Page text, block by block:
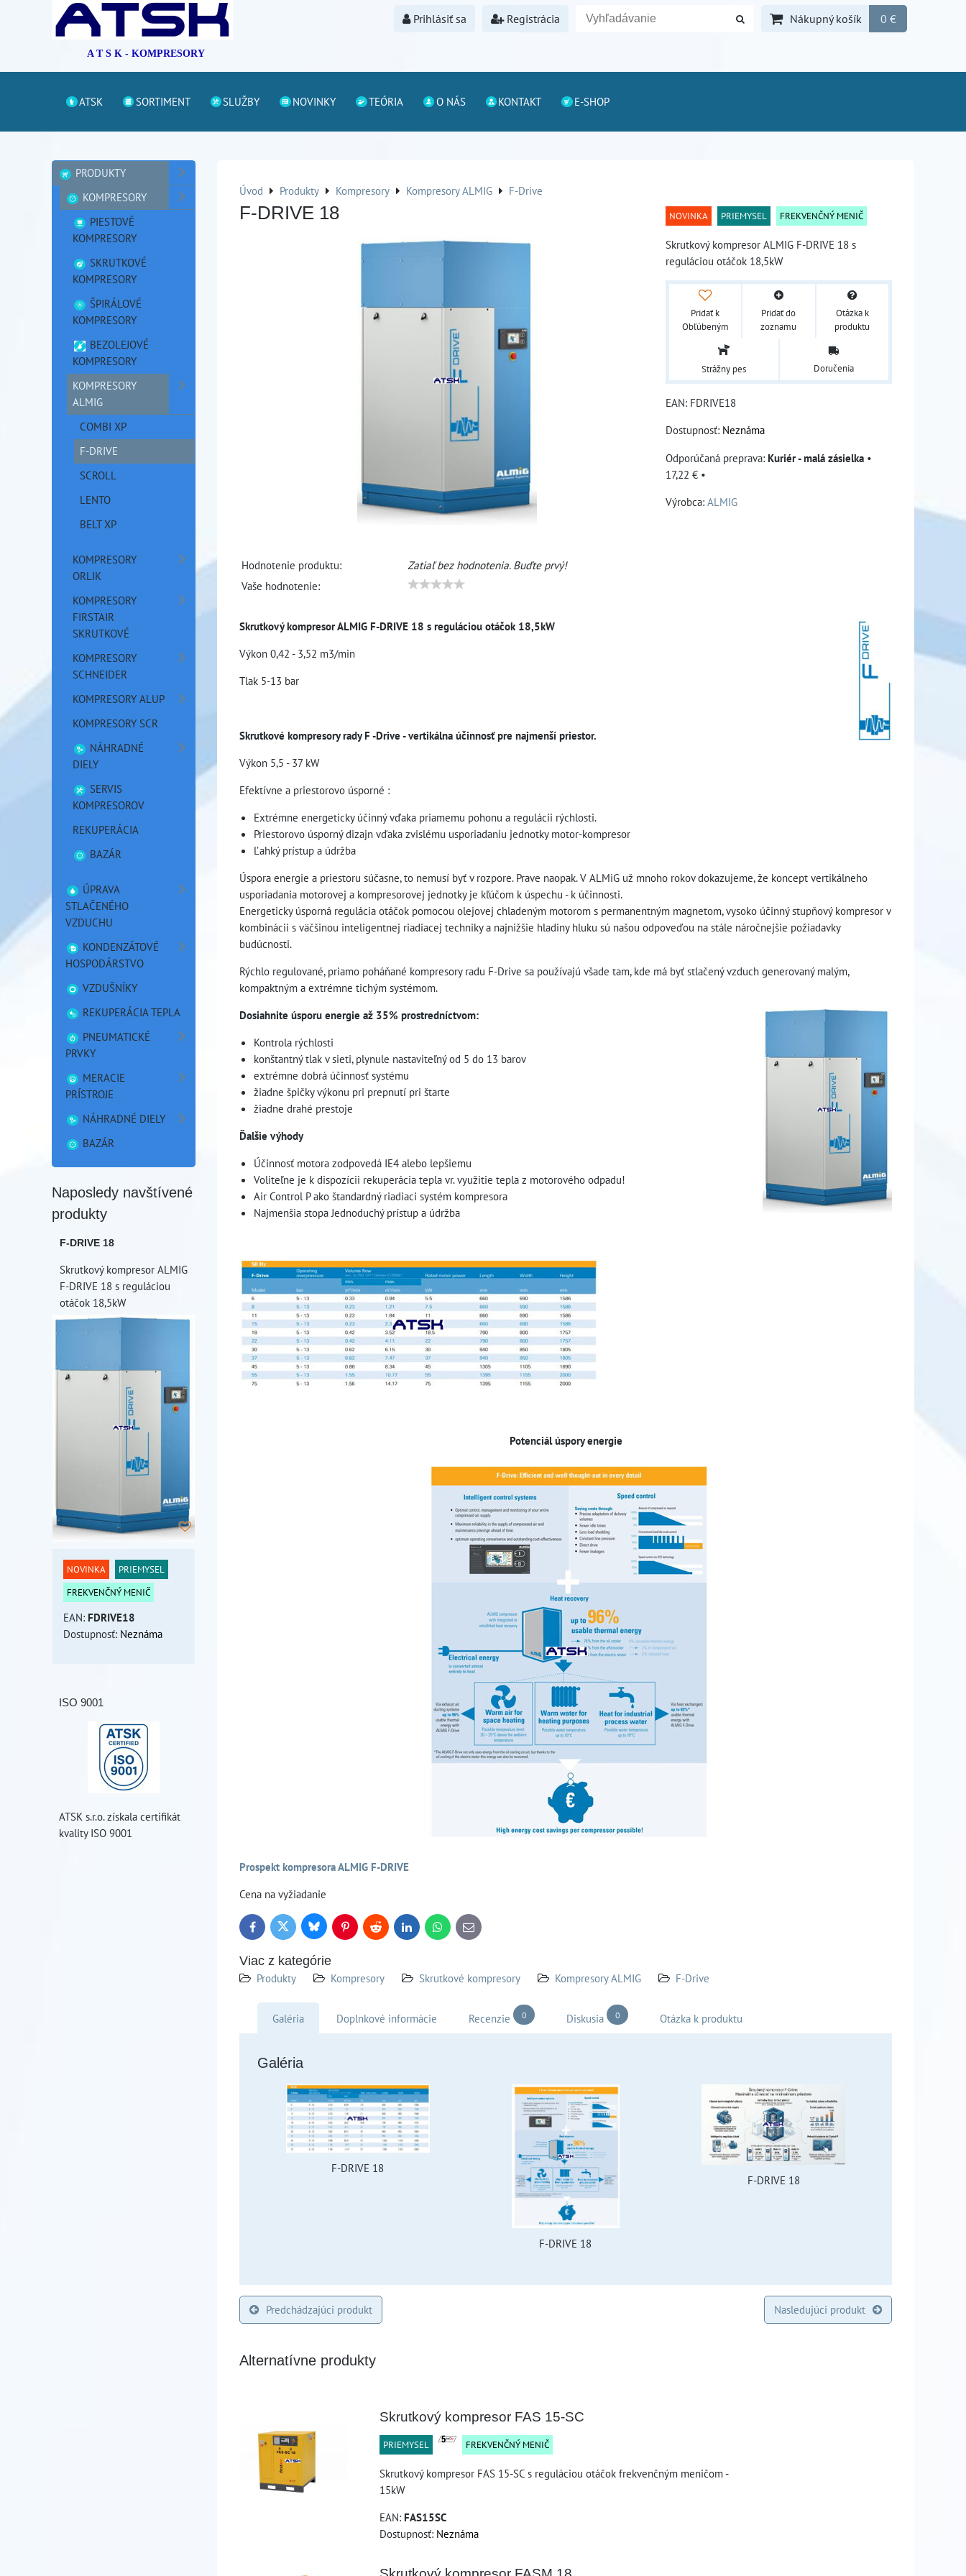
A T S K - KOMPRESORY
Prihlásiť sa Registrácia Nákupný košík 0 €
ATSK SORTIMENT SLUŽBY NOVINKY TEÓRIA O NÁS KONTAKT E-SHOP
Úvod Produkty Kompresory Kompresory ALMIG F-Drive
F-DRIVE 18
Hodnotenie produktu:
Zatiaľ bez hodnotenia. Buďte prvý!
Vaše hodnotenie:
NOVINKA PRIEMYSEL FREKVENČNÝ MENIČ
Skrutkový kompresor ALMIG F-DRIVE 18 s
reguláciou otáčok 18,5kW
Pridať k
Obľúbeným
Pridať do
zoznamu
Otázka k
produktu
Strážny pes Doručenia
EAN: FDRIVE18
Dostupnosť: Neznáma
Kuriér - malá zásielka •
17,22 € •
Výrobca: ALMIG
Skrutkový kompresor ALMIG F-DRIVE 18 s reguláciou otáčok 18,5kW
Výkon 0,42 - 3,52 m3/min
Tlak 5-13 bar
Skrutkové kompresory rady F -Drive - vertikálna účinnosť pre najmenší priestor.
Výkon 5,5 - 37 kW
Efektívne a priestorovo úsporné :
Extrémne energeticky účinný vďaka priamemu pohonu a regulácii rýchlosti.
Priestorovo úsporný dizajn vďaka zvislému usporiadaniu jednotky motor-kompresor
Ľahký prístup a údržba
Úspora energie a priestoru súčasne, to nemusí byť v rozpore. Prave naopak. V ALMiG už mnoho rokov dokazujeme, že koncept vertikálneho
usporiadania motorovej a kompresorovej jednotky je kľúčom k úspechu - k účinnosti.
Energeticky úsporná regulácia otáčok pomocou olejovej chladeným motorom s permanentným magnetom, vysoko účinný stupňový kompresor v
kombinácii s väčšinou inteligentnej riadiacej techniky a najnižšie hladiny hluku sú našou odpoveďou na stále náročnejšie požiadavky
budúcnosti.
Rýchlo regulované, priamo poháňané kompresory radu F-Drive sa používajú všade tam, kde má byť stlačený vzduch generovaný malým,
kompaktným a extrémne tichým systémom.
Dosiahnite úsporu energie až 35% prostredníctvom:
Kontrola rýchlosti
konštantný tlak v sieti, plynule nastaviteľný od 5 do 13 barov
extrémne dobrá účinnosť systému
žiadne špičky výkonu pri prepnutí pri štarte
žiadne drahé prestoje
Ďalšie výhody
Účinnosť motora zodpovedá IE4 alebo lepšiemu
Voliteľne je k dispozícii rekuperácia tepla vr. využitie tepla z motorového odpadu!
Air Control P ako štandardný riadiaci systém kompresora
Najmenšia stopa Jednoduchý prístup a údržba
Potenciál úspory energie
Prospekt kompresora ALMIG F-DRIVE
Cena na vyžiadanie
FacebookTwitter BlueskyPinterestReddit LinkedInWhatsApp
E-
mail
Viac z kategórie
Produkty
Kompresory Skrutkové kompresory Kompresory ALMIG F-Drive
Galéria Doplnkové informácie Recenzie 0 Diskusia 0 Otázka k produktu
Galéria
F-DRIVE 18
F-DRIVE 18
F-DRIVE 18
Predchádzajúci produkt Nasledujúci produkt
Alternatívne produkty
Skrutkový kompresor FAS 15-SC
PRIEMYSEL FREKVENČNÝ MENIČ
Skrutkový kompresor FAS 15-SC s reguláciou otáčok frekvenčným meničom -
15kW
EAN: FAS15SC
Dostupnosť: Neznáma
PRODUKTY
KOMPRESORY
PIESTOVÉ
KOMPRESORY
SKRUTKOVÉ
KOMPRESORY
ŠPIRÁLOVÉ
KOMPRESORY
BEZOLEJOVÉ
KOMPRESORY
KOMPRESORY
ALMIG
COMBI XP
F-DRIVE
SCROLL
LENTO
BELT XP
KOMPRESORY
ORLIK
KOMPRESORY
FIRSTAIR
SKRUTKOVÉ
KOMPRESORY
SCHNEIDER
KOMPRESORY ALUP
KOMPRESORY SCR
NÁHRADNÉ
DIELY
SERVIS
KOMPRESOROV
REKUPERÁCIA
BAZÁR
ÚPRAVA
STLAČENÉHO
VZDUCHU
KONDENZÁTOVÉ
HOSPODÁRSTVO
VZDUŠNÍKY
REKUPERÁCIA TEPLA
PNEUMATICKÉ
PRVKY
MERACIE
PRÍSTROJE
NÁHRADNÉ DIELY
BAZÁR
Naposledy navštívené
produkty
F-DRIVE 18
Skrutkový kompresor ALMIG
F-DRIVE 18 s reguláciou
otáčok 18,5kW
NOVINKA
PRIEMYSEL
FREKVENČNÝ MENIČ
EAN: FDRIVE18
Dostupnosť: Neznáma
ISO 9001
ATSK s.r.o. získala certifikát
kvality ISO 9001